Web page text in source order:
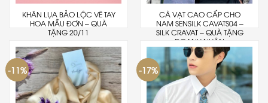
KHĂN LỤA BẢO LỘC VẼ TAY
HOA MẪU ĐƠN – QUÀ
TẶNG 20/11
CÀ VẠT CAO CẤP CHO
NAM SENSILK CAVATS04 –
SILK CRAVAT – QUÀ TẶNG
DOANH NHÂN
-11% -17%